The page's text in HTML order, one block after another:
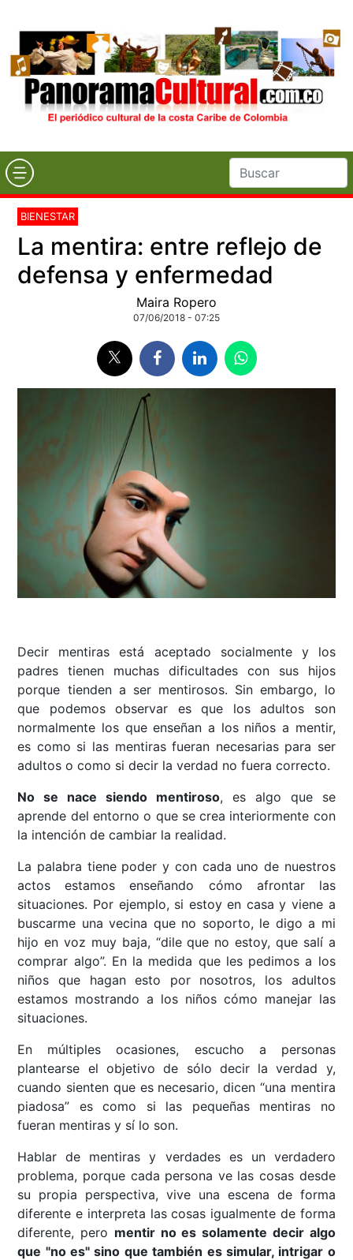
BIENESTAR
La mentira: entre reflejo de
defensa y enfermedad
Maira Ropero
07/06/2018 - 07:25
Decir mentiras está aceptado socialmente y los
padres tienen muchas dificultades con sus hijos
porque tienden a ser mentirosos. Sin embargo, lo
que podemos observar es que los adultos son
normalmente los que enseñan a los niños a mentir,
es como si las mentiras fueran necesarias para ser
adultos o como si decir la verdad no fuera correcto.
No se nace siendo mentiroso, es algo que se
aprende del entorno o que se crea interiormente con
la intención de cambiar la realidad.
La palabra tiene poder y con cada uno de nuestros
actos estamos enseñando cómo afrontar las
situaciones. Por ejemplo, si estoy en casa y viene a
buscarme una vecina que no soporto, le digo a mi
hijo en voz muy baja, “dile que no estoy, que salí a
comprar algo”. En la medida que les pedimos a los
niños que hagan esto por nosotros, los adultos
estamos mostrando a los niños cómo manejar las
situaciones.
En múltiples ocasiones, escucho a personas
plantearse el objetivo de sólo decir la verdad y,
cuando sienten que es necesario, dicen “una mentira
piadosa” es como si las pequeñas mentiras no
fueran mentiras y sí lo son.
Hablar de mentiras y verdades es un verdadero
problema, porque cada persona ve las cosas desde
su propia perspectiva, vive una escena de forma
diferente e interpreta las cosas igualmente de forma
diferente, pero mentir no es solamente decir algo
que "no es" sino que también es simular, intrigar o